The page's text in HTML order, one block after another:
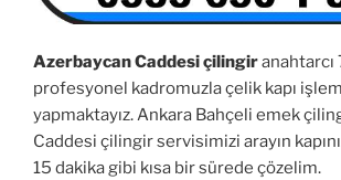
Azerbaycan Caddesi çilingiranahtarcı
profesyonel kadromuzla çelik kapı
yapmaktayız. Ankara Bahçeli emek
Caddesi çilingir servisimizi arayın
15 dakika gibi kısa bir sürede çözelim.